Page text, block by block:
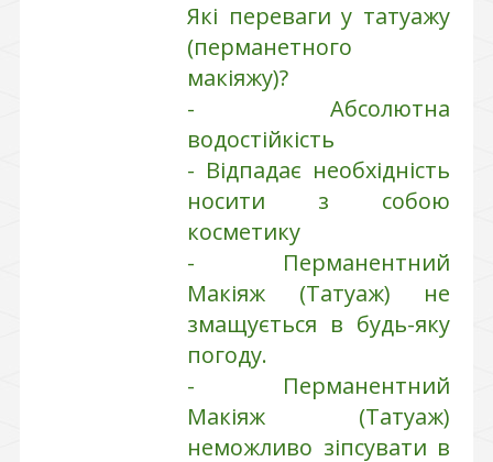
Які переваги у татуажу
(перманетного
макіяжу)?
- Абсолютна
водостійкість
- Відпадає необхідність
носити з собою
косметику
- Перманентний
Макіяж (Татуаж) не
змащується в будь-яку
погоду.
- Перманентний
Макіяж (Татуаж)
неможливо зіпсувати в